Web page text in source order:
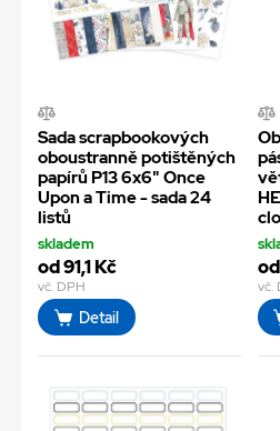
Sada scrapbookových
oboustranně potištěných
papírů P13 6x6" Once
Upon a Time - sada 24
listů
skladem
od 91,1 Kč
vč. DPH
Detail
vč.